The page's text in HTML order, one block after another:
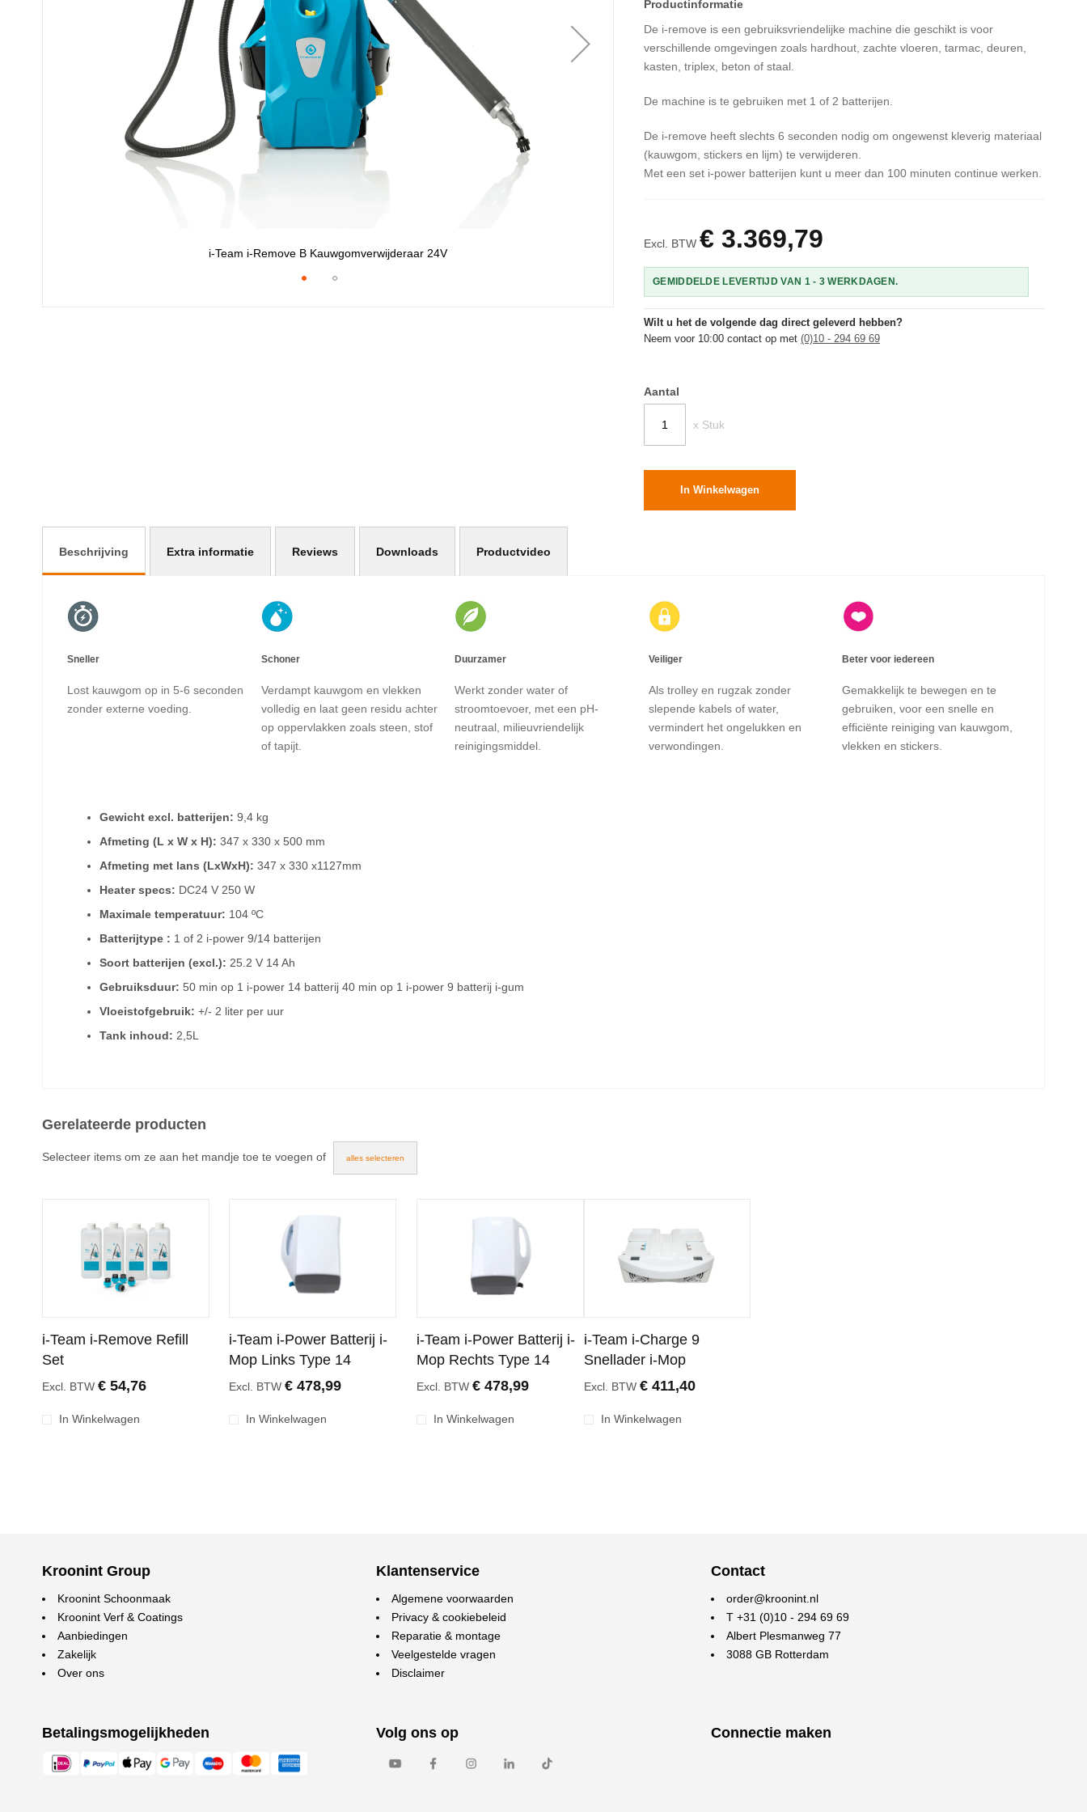
De i-remove is een gebruiksvriendelijke machine die geschikt is voor
verschillende omgevingen zoals hardhout, zachte vloeren, tarmac, deuren,
kasten, triplex, beton of staal.
De machine is te gebruiken met 1 of 2 batterijen.
De i-remove heeft slechts 6 seconden nodig om ongewenst kleverig materiaal
(kauwgom, stickers en lijm) te verwijderen.
Met een set i-power batterijen kunt u meer dan 100 minuten continue werken.
Excl. BTW € 3.369,79
GEMIDDELDE LEVERTIJD VAN 1 - 3 WERKDAGEN.
Wilt u het de volgende dag direct geleverd hebben?
Neem voor 10:00 contact op met (0)10 - 294 69 69
Aantal
x Stuk
In Winkelwagen
i-Team i-Remove B Kauwgomverwijderaar 24V i-Team i-Remove B Kauwgomverwijderaar 24V
Beschrijving
Sneller
Lost kauwgom op in 5-6 seconden
zonder externe voeding.
Schoner
Verdampt kauwgom en vlekken
volledig en laat geen residu achter
op oppervlakken zoals steen, stof
of tapijt.
Duurzamer
Werkt zonder water of
stroomtoevoer, met een pH-
neutraal, milieuvriendelijk
reinigingsmiddel.
Veiliger
Als trolley en rugzak zonder
slepende kabels of water,
vermindert het ongelukken en
verwondingen.
Beter voor iedereen
Gemakkelijk te bewegen en te
gebruiken, voor een snelle en
efficiënte reiniging van kauwgom,
vlekken en stickers.
Gewicht excl. batterijen: 9,4 kg
Afmeting (L x W x H): 347 x 330 x 500 mm
Afmeting met lans (LxWxH): 347 x 330 x1127mm
Heater specs: DC24 V 250 W
Maximale temperatuur: 104 ºC
Batterijtype : 1 of 2 i-power 9/14 batterijen
Soort batterijen (excl.): 25.2 V 14 Ah
Gebruiksduur: 50 min op 1 i-power 14 batterij 40 min op 1 i-power 9 batterij i-gum
Vloeistofgebruik: +/- 2 liter per uur
Tank inhoud: 2,5L
Extra informatie Reviews Downloads Productvideo
Gerelateerde producten
Selecteer items om ze aan het mandje toe te voegen of alles selecteren
i-Team i-Remove Refill
Set
Excl. BTW € 54,76
In Winkelwagen
i-Team i-Power Batterij i-
Mop Links Type 14
Excl. BTW€ 478,99
In Winkelwagen
i-Team i-Power Batterij i-
Mop Rechts Type 14
Excl. BTW € 478,99
In Winkelwagen
i-Team i-Charge 9
Snellader i-Mop
Excl. BTW € 411,40
In Winkelwagen
Kroonint Group
Kroonint Schoonmaak
Kroonint Verf & Coatings
Aanbiedingen
Zakelijk
Over ons
Betalingsmogelijkheden
Klantenservice
Algemene voorwaarden
Privacy & cookiebeleid
Reparatie & montage
Veelgestelde vragen
Disclaimer
Volg ons op
Contact
order@kroonint.nl
T +31 (0)10 - 294 69 69
Albert Plesmanweg 77
3088 GB Rotterdam
Connectie maken